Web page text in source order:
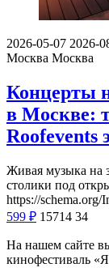
2026-05-07 2026-
Москва Москва
Концерты
в Москве:
Roofevents
Живая музыка на
столики под
https://schema.org/
599 ₽ 15714 34
На нашем сайте
кинофестиваль